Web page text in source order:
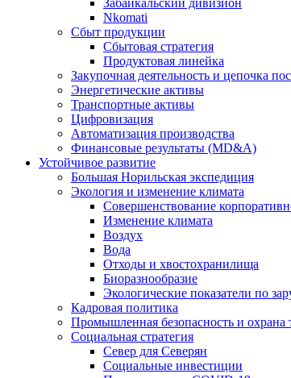
Забайкальский дивизион
Nkomati
Сбыт продукции
Сбытовая стратегия
Продуктовая линейка
Закупочная деятельность и цепочка
Энергетические активы
Транспортные активы
Цифровизация
Автоматизация производства
Финансовые результаты (MD&A)
Устойчивое развитие
Большая Норильская экспедиция
Экология и изменение климата
Совершенствование
Изменение климата
Воздух
Вода
Отходы и хвостохранилища
Биоразнообразие
Экологические показатели по
Кадровая политика
Промышленная безопасность и охрана
Социальная стратегия
Север для Северян
Социальные инвестиции